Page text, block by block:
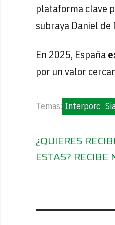
plataforma clave
subraya Daniel
En 2025, España
por un valor
Temas: Interporc
¿QUIERES
ESTAS? RECIBE